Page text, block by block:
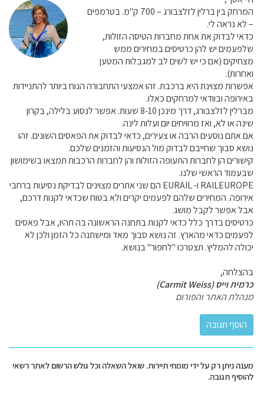
המרחק בין ברלין לזלצבורג – 700 ק"מ. בטרמפים
– לא נראה לי.
כדאי לבדוק את אחת מחברות הטיסה הזולות,
שלפעמים יש להן כרטיסים במחירים ממש
מצחיקים (אם כי יש לשים לב למגבלות המטען
ואחרות).
אפשרות מצוינת היא ברכבת. זהו אמצעי התחבורה הנוח ביותר להתניידות
באירופה ובוודאי למרחקים כאלו.
מברלין לזלצבורג, דרך מינכן 8-10 שעות. אפשר לנסוע בלילה, בקרון
שינה או לא, ואז מרוויחים יום ועלות לינה.
אם אתם נוסעים הרבה או צעירים, כדאי לבדוק את הפאסים השונים. זהו
נושא סבוך שחייבם לבדוק מול הנסיעות והזמנים שלכם.
קישורים הן לחברות התעופה הזולות והן לחברות הרכבות תמצאו בשימושון
שבעמוד הראשי שלנו.
RAILEUROPE ו- EURAIL הם שני אתרים מצוינים לבדיקת נסיעות ברחבי
אירופה. המחירים שלהם לפעמים יקרים ולא בטוח שכדאי לקנות דרכם,
אבל אפשר לקבל מושג.
כרטיסים בדרך כלל כדאי לקנות בתחנה הראשונה בה תהיו, אבל פאסים
לפעמים כדאי מהארץ. זה נושא סבוך מאד ומישתנה כל הזמן ולכן לא
יכולה להמליץ. תצטרכו "לחפור" בנושא.
בהצלחה,
כרמית וייס (Carmit Weiss)
מנהלת האתר והפורום
מענה ניתן רק על ידי מומחי תיירות. שואל השאלה וכל גולש הרשום לאתר רשאי
להוסיף תגובה.